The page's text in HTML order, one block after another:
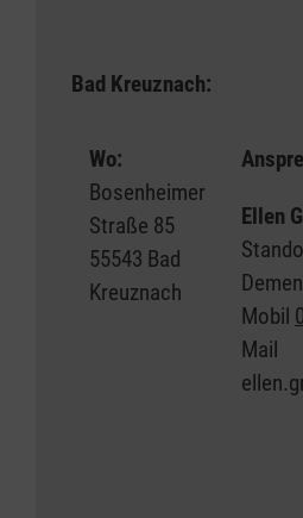
Bad Kreuznach:
Wo:
Bosenheimer
Straße 85
55543 Bad
Kreuznach
Ellen
Mobil
Mail